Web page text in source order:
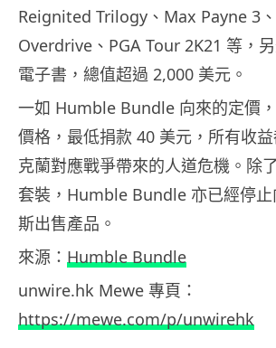
Reignited Trilogy、Max Payne 3
Overdrive、PGA Tour 2K21 等，
電子書，總值超過 2,000 美元。
一如 Humble Bundle 向來的定價
價格，最低捐款 40 美元，所有收
克蘭對應戰爭帶來的人道危機。除
套裝，Humble Bundle 亦已經停止
斯出售產品。
來源： Humble Bundle
unwire.hk Mewe 專頁：
https://mewe.com/p/unwirehk